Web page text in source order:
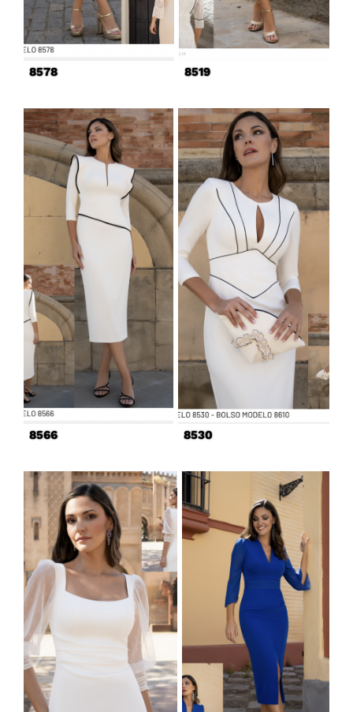
8578 8519
8566 8530